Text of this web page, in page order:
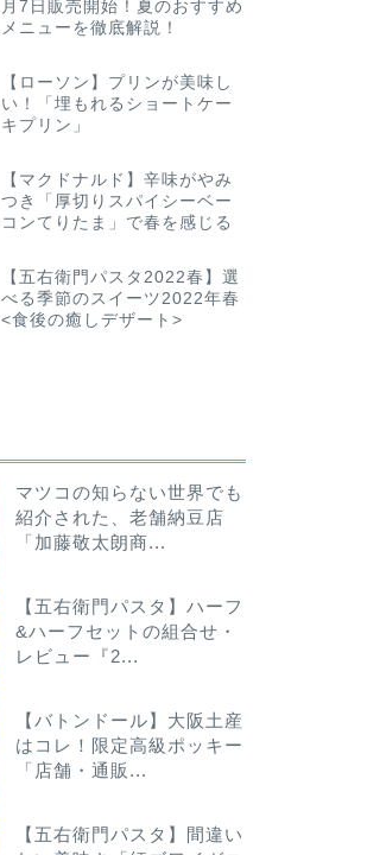
月7日販売開始！夏のおすすめ
メニューを徹底解説！
【ローソン】プリンが美味し
い！「埋もれるショートケー
キプリン」
【マクドナルド】辛味がやみ
つき「厚切りスパイシーベー
コンてりたま」で春を感じる
【五右衛門パスタ2022春】選
べる季節のスイーツ2022年春
<食後の癒しデザート>
マツコの知らない世界でも
紹介された、老舗納豆店
「加藤敬太朗商...
【五右衛門パスタ】ハーフ
&ハーフセットの組合せ・
レビュー『2...
【バトンドール】大阪土産
はコレ！限定高級ポッキー
「店舗・通販...
【五右衛門パスタ】間違い